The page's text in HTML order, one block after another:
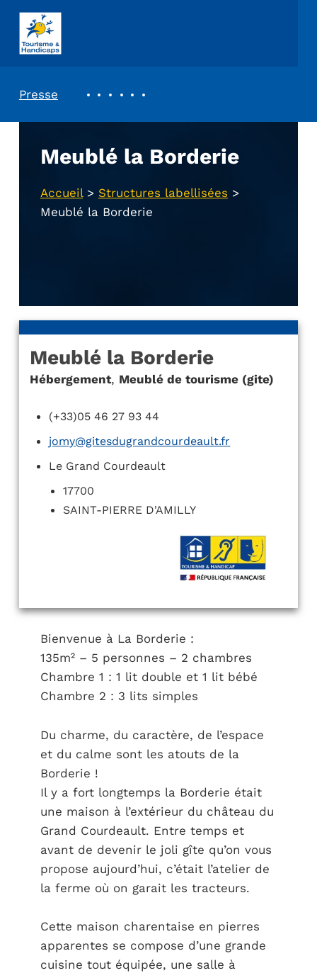
ASSOCIATION TOURISME ET HANDICAPS
Presse
Meublé la Borderie
Accueil> Structures labellisées >
Meublé la Borderie
Meublé la Borderie
Hébergement, Meublé de tourisme (gite)
(+33)05 46 27 93 44
jomy@gitesdugrandcourdeault.fr
Le Grand Courdeault
17700
SAINT-PIERRE D'AMILLY
Bienvenue à La Borderie :
135m² – 5 personnes – 2 chambres
Chambre 1 : 1 lit double et 1 lit bébé
Chambre 2 : 3 lits simples
Du charme, du caractère, de l’espace
et du calme sont les atouts de la
Borderie !
Il y a fort longtemps la Borderie était
une maison à l’extérieur du château du
Grand Courdeault. Entre temps et
avant de devenir le joli gîte qu’on vous
propose aujourd’hui, c’était l’atelier de
la ferme où on garait les tracteurs.
Cette maison charentaise en pierres
apparentes se compose d’une grande
cuisine tout équipée, une salle à